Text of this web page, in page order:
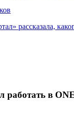
рассказала,
в